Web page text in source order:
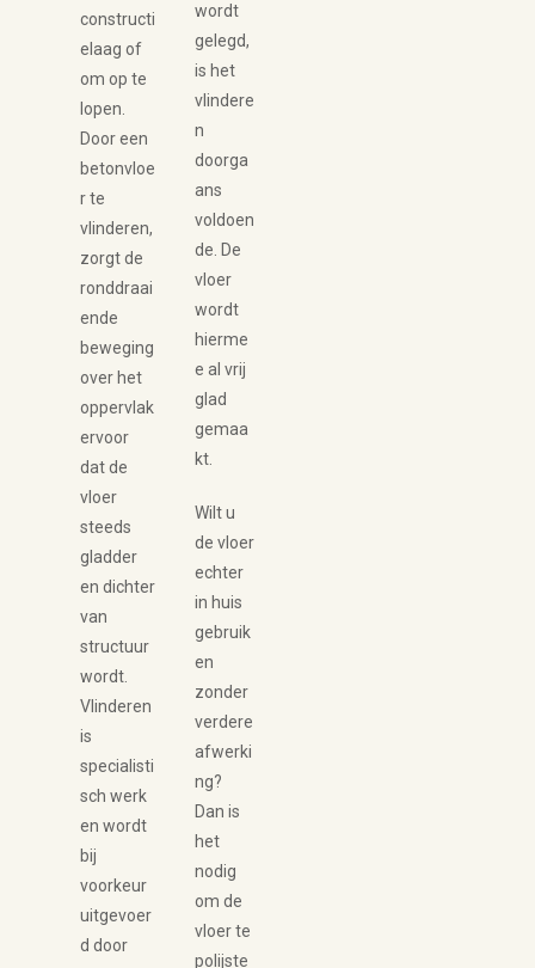
constructi
elaag of
om op te
lopen.
Door een
betonvloe
r te
vlinderen,
zorgt de
ronddraai
ende
beweging
over het
oppervlak
ervoor
dat de
vloer
steeds
gladder
en dichter
van
structuur
wordt.
Vlinderen
is
specialisti
sch werk
en wordt
bij
voorkeur
uitgevoer
d door
wordt
gelegd,
is het
vlindere
n
doorga
ans
voldoen
de. De
vloer
wordt
hierme
e al vrij
glad
gemaa
kt.
Wilt u
de vloer
echter
in huis
gebruik
en
zonder
verdere
afwerki
ng?
Dan is
het
nodig
om de
vloer te
polijste